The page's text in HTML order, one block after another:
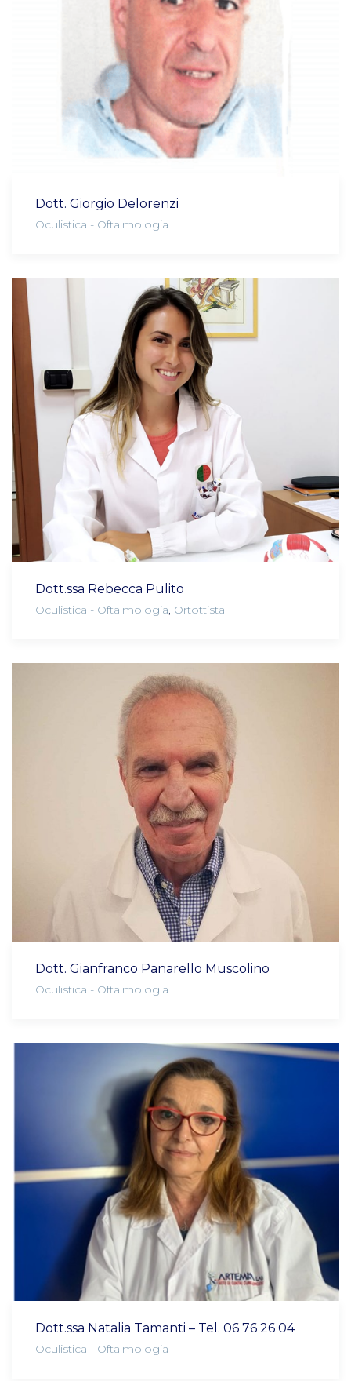
Dott. Giorgio Delorenzi
Oculistica - Oftalmologia
Dott.ssa Rebecca Pulito
Oculistica - Oftalmologia, Ortottista
Dott. Gianfranco Panarello Muscolino
Oculistica - Oftalmologia
Dott.ssa Natalia Tamanti – Tel. 06 76 26 04
Oculistica - Oftalmologia